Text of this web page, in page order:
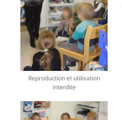
Reproduction et utilisation
interdite